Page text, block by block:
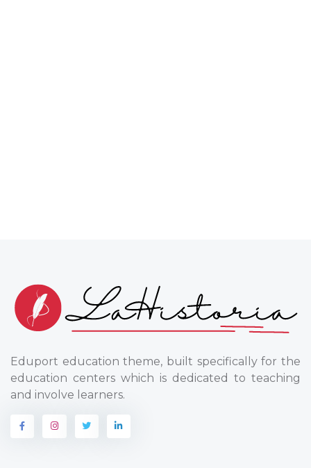
Eduport education theme, built specifically for the
education centers which is dedicated to teaching
and involve learners.